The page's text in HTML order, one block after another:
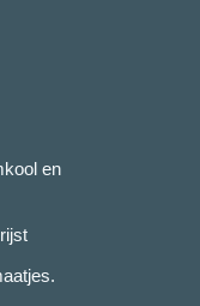
en